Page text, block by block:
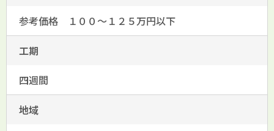
参考価格 １００～１２５万円以下
工期
四週間
地域